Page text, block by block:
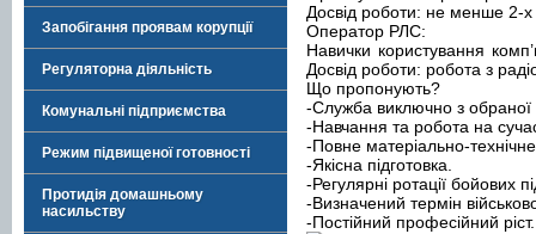
Запобігання проявам корупції
Регуляторна діяльність
Комунальні підприємства
Режим підвищеної готовності
Протидія домашньому
насильству
Досвід роботи: не менше 2-х
Оператор РЛС:
Навички користування
Досвід роботи: робота з
Що пропонують?
-Служба виключно з обраної
-Навчання та робота на
-Повне матеріально-
-Якісна підготовка.
-Регулярні ротації бойових
-Визначений термін
-Постійний професійний ріст.